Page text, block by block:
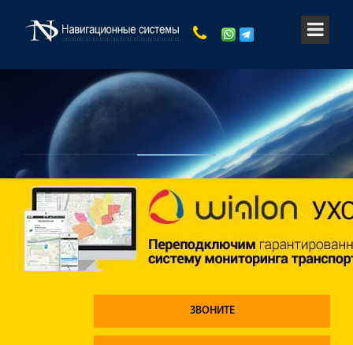
ЗВОНИТЕ